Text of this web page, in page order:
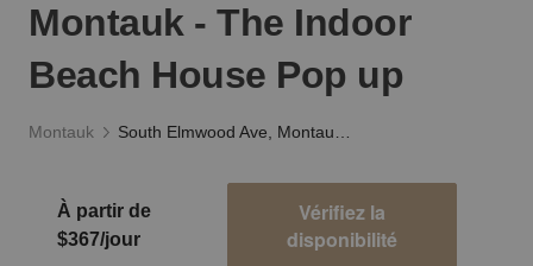
Montauk - The Indoor
Beach House Pop up
Montauk
À partir de
$367/jour
Vérifiez la
disponibilité